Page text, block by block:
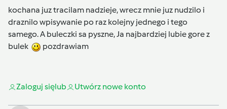
kochana juz tracilam nadzieje, wrecz mnie juz nudzilo i
draznilo wpisywanie po raz kolejny jednego i tego
samego. A buleczki sa pyszne, Ja najbardziej lubie gore z
bulek
pozdrawiam
Zaloguj sięlub Utwórz nowe konto